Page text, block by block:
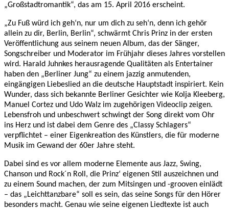
„Großstadtromantik“, das am 15. April 2016 erscheint.
„Zu Fuß würd ich geh‘n, nur um dich zu seh‘n, denn ich gehör
allein zu dir, Berlin, Berlin“, schwärmt Chris Prinz in der ersten
Veröffentlichung aus seinem neuen Album, das der Sänger,
Songschreiber und Moderator im Frühjahr dieses Jahres vorstellen
wird. Harald Juhnkes herausragende Qualitäten als Entertainer
haben den „Berliner Jung“ zu einem jazzig anmutenden,
eingängigen Liebeslied an die deutsche Hauptstadt inspiriert. Kein
Wunder, dass sich bekannte Berliner Gesichter wie Kolja Kleeberg,
Manuel Cortez und Udo Walz im zugehörigen Videoclip zeigen.
Lebensfroh und unbeschwert schwingt der Song direkt vom Ohr
ins Herz und ist dabei dem Genre des „Classy Schlagers“
verpflichtet – einer Eigenkreation des Künstlers, die für moderne
Musik im Gewand der 60er Jahre steht.
Dabei sind es vor allem moderne Elemente aus Jazz, Swing,
Chanson und Rock´n Roll, die Prinz‘ eigenen Stil auszeichnen und
zu einem Sound machen, der zum Mitsingen und -grooven einlädt
– das „Leichttanzbare“ soll es sein, das seine Songs für den Hörer
besonders macht. Genau wie seine eigenen Liedtexte ist auch